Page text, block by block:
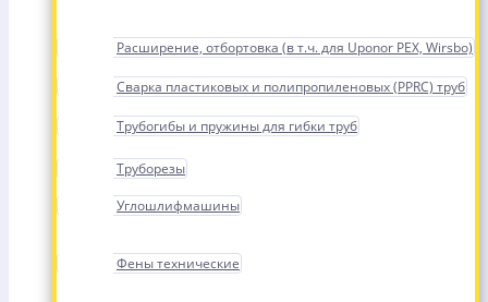
Расширение, отбортовка (в т.ч. для Uponor PEX, Wirsbo)
Сварка пластиковых и полипропиленовых (PPRC) труб
Трубогибы и пружины для гибки труб
Труборезы
Углошлифмашины
Фены технические